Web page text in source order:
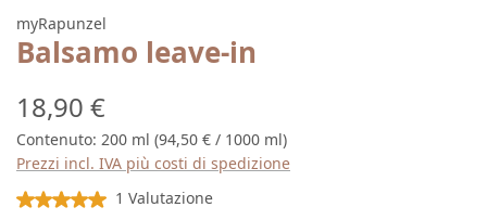
myRapunzel
Balsamo leave-in
Prezzo normale:
18,90 €
Contenuto: 200 ml (94,50 € / 1000 ml)
Prezzi incl. IVA più costi di spedizione
Valutazione media di 5 su 5 stelle
1 Valutazione